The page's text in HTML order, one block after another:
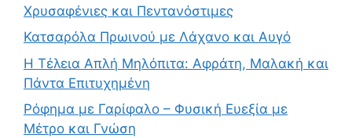
Χρυσαφένιες και Πεντανόστιμες
Κατσαρόλα Πρωινού με Λάχανο και Αυγό
Η Τέλεια Απλή Μηλόπιτα: Αφράτη, Μαλακή και
Πάντα Επιτυχημένη
Ρόφημα με Γαρίφαλο – Φυσική Ευεξία με
Μέτρο και Γνώση